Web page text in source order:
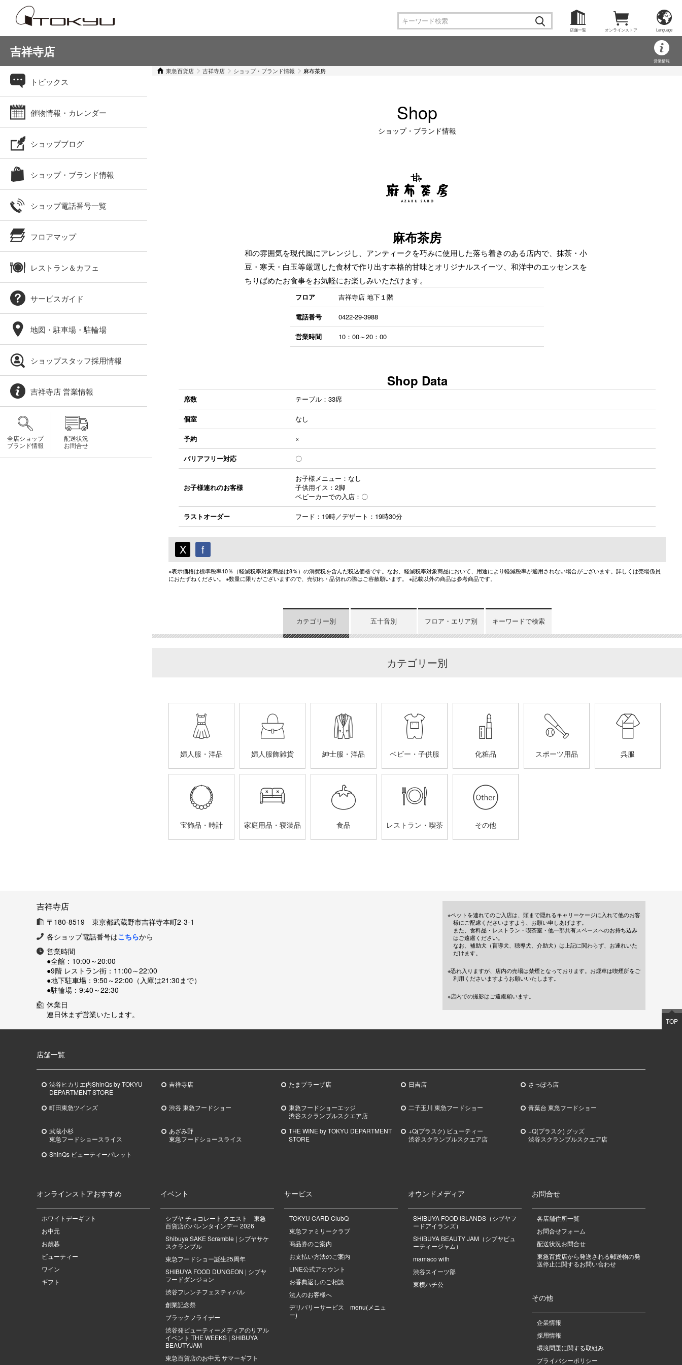
Language
オンラインストア
店舗一覧
吉祥寺店
営業情報
東急百貨店 吉祥寺店 ショップ・ブランド情報 麻布茶房
Shop
ショップ・ブランド情報
麻布茶房
和の雰囲気を現代風にアレンジし、アンティークを巧みに使用した落ち着きのある店内で、抹茶・小
豆・寒天・白玉等厳選した食材で作り出す本格的甘味とオリジナルスイーツ、和洋中のエッセンスを
ちりばめたお食事をお気軽にお楽しみいただけます。
フロア 吉祥寺店 地下１階
電話番号 0422-29-3988
営業時間 10：00～20：00
Shop Data
席数 テーブル：33席
個室 なし
予約 ×
バリアフリー対応 〇
お子様連れのお客様
お子様メニュー：なし
子供用イス：2脚
ベビーカーでの入店：〇
ラストオーダー フード：19時／デザート：19時30分
X f
※表示価格は標準税率10％（軽減税率対象商品は8％）の消費税を含んだ税込価格です。なお、軽減税率対象商品において、用途により軽減税率が適用されない場合がございます。詳しくは売場係員
におたずねください。 ※数量に限りがございますので、売切れ・品切れの際はご容赦願います。 ※記載以外の商品は参考商品です。
カテゴリー別 五十音別 フロア・エリア別 キーワードで検索
カテゴリー別
婦人服・洋品 婦人服飾雑貨 紳士服・洋品 ベビー・子供服 化粧品 スポーツ用品 呉服
宝飾品・時計 家庭用品・寝装品 食品 レストラン・喫茶 その他
トピックス
催物情報・カレンダー
ショップブログ
ショップ・ブランド情報
ショップ電話番号一覧
フロアマップ
レストラン＆カフェ
サービスガイド
地図・駐車場・駐輪場
ショップスタッフ採用情報
吉祥寺店 営業情報
全店ショップ
ブランド情報
配送状況
お問合せ
吉祥寺店
〒180-8519 東京都武蔵野市吉祥寺本町2-3-1
各ショップ電話番号はこちらから
営業時間
●全館： 10:00～20:00
●9階 レストラン街： 11:00～22:00
●地下駐車場： 9:50～22:00（入庫は21:30まで）
●駐輪場： 9:40～22:30
休業日
連日休まず営業いたします。
※ペットを連れてのご入店は、頭まで隠れるキャリーケージに入れて他のお客
様にご配慮くださいますよう、お願い申しあげます。
また、食料品・レストラン・喫茶室・他一部共有スペースへのお持ち込み
はご遠慮ください。
なお、補助犬（盲導犬、聴導犬、介助犬）は上記に関わらず、お連れいた
だけます。
※恐れ入りますが、店内の売場は禁煙となっております。お煙草は喫煙所をご
利用くださいますようお願いいたします。
※店内での撮影はご遠慮願います。
TOP
店舗一覧
渋谷ヒカリエ内ShinQs by TOKYU
DEPARTMENT STORE
吉祥寺店 たまプラーザ店 日吉店 さっぽろ店
町田東急ツインズ 渋谷 東急フードショー
東急フードショーエッジ
渋谷スクランブルスクエア店
二子玉川 東急フードショー 青葉台 東急フードショー
武蔵小杉
東急フードショースライス
あざみ野
東急フードショースライス
THE WINE by TOKYU DEPARTMENT
STORE
+Q(プラスク) ビューティー
渋谷スクランブルスクエア店
+Q(プラスク) グッズ
渋谷スクランブルスクエア店
ShinQs ビューティーパレット
オンラインストアおすすめ
ホワイトデーギフト
お中元
お歳暮
ビューティー
ワイン
ギフト
イベント
シブヤ チョコレート クエスト 東急
百貨店のバレンタインデー 2026
Shibuya SAKE Scramble | シブヤサケ
スクランブル
東急フードショー誕生25周年
SHIBUYA FOOD DUNGEON | シブヤ
フードダンジョン
渋谷フレンチフェスティバル
創業記念祭
ブラックフライデー
渋谷発ビューティーメディアのリアル
イベント THE WEEKS | SHIBUYA
BEAUTYJAM
東急百貨店のお中元 サマーギフト
サービス
TOKYU CARD ClubQ
東急ファミリークラブ
商品券のご案内
お支払い方法のご案内
LINE公式アカウント
お香典返しのご相談
法人のお客様へ
デリバリーサービス menu(メニュ
ー)
オウンドメディア
SHIBUYA FOOD ISLANDS（シブヤフ
ードアイランズ）
SHIBUYA BEAUTY JAM（シブヤビュ
ーティージャム）
mamaco with
渋谷スイーツ部
東横ハチ公
お問合せ
各店舗住所一覧
お問合せフォーム
配送状況お問合せ
東急百貨店から発送される郵送物の発
送停止に関するお問い合わせ
その他
企業情報
採用情報
環境問題に関する取組み
プライバシーポリシー